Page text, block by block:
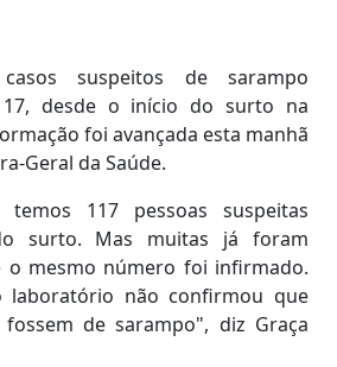
suspeitos de sarampo
desde o início do surto na
foi avançada esta manhã
Geral da Saúde.
temos 117 pessoas suspeitas
surto. Mas muitas já foram
o mesmo número foi infirmado.
laboratório não confirmou que
de sarampo", diz Graça